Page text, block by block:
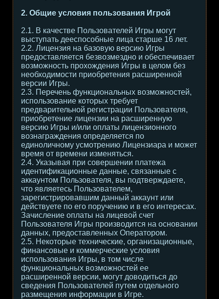
2. Общие условия пользования Игрой
2.1. В качестве Пользователей Игры могут
выступать дееспособные лица старше 16 лет.
2.2. Лицензия на базовую версию Игры
предоставляется безвозмездно и обеспечивает
возможность прохождения Игры в целом без
необходимости приобретения расширенной
версии Игры.
2.3. Перечень функциональных возможностей,
использование которых требует
предварительной регистрации Пользователя,
приобретение лицензии на расширенную
версию Игры и/или оплаты лицензионного
вознаграждения определяется по
единоличному усмотрению Лицензиара и может
время от времени изменяться.
2.4. Указывая при совершении платежа
идентификационные данные, связанные с
аккаунтом Пользователя, вы подтверждаете,
что являетесь Пользователем,
зарегистрировавшим данный аккаунт или
действуете по его поручению и в его интересах.
Зачисление оплаты на лицевой счет
Пользователя Игры производится на основании
данных, предоставленных Оператором.
2.5. Некоторые технические, организационные,
финансовые и коммерческие условия
использования Игры, в том числе
функциональных возможностей ее
расширенной версии, могут доводиться до
сведения Пользователей путем отдельного
размещения информации в Игре.